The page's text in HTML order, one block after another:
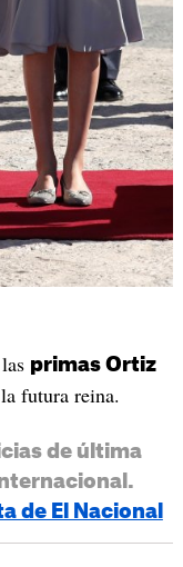
primas Ortiz
futura reina.
de última
de El Nacional